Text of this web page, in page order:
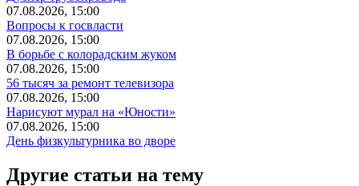
07.08.2026, 15:00
Вопросы к госвласти
07.08.2026, 15:00
В борьбе с колорадским жуком
07.08.2026, 15:00
56 тысяч за ремонт телевизора
07.08.2026, 15:00
Нарисуют мурал на «Юности»
07.08.2026, 15:00
День физкультурника во дворе
Другие статьи на тему